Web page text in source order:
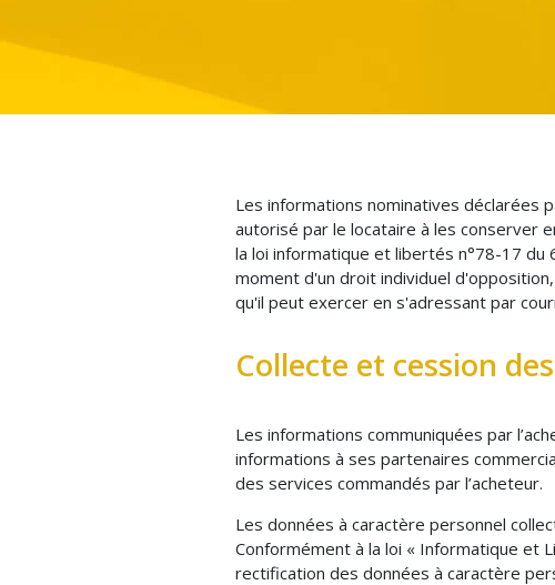
Les informations nominatives déclarées
autorisé par le locataire à les conserver
la loi informatique et libertés n°78-17
moment d'un droit individuel
qu'il peut exercer en s'adressant par
Collecte et cession
Les informations communiquées par
informations à ses partenaires
des services commandés par l’acheteur.
Les données à caractère personnel
Conformément à la loi « Informatique et
rectification des données à caractère